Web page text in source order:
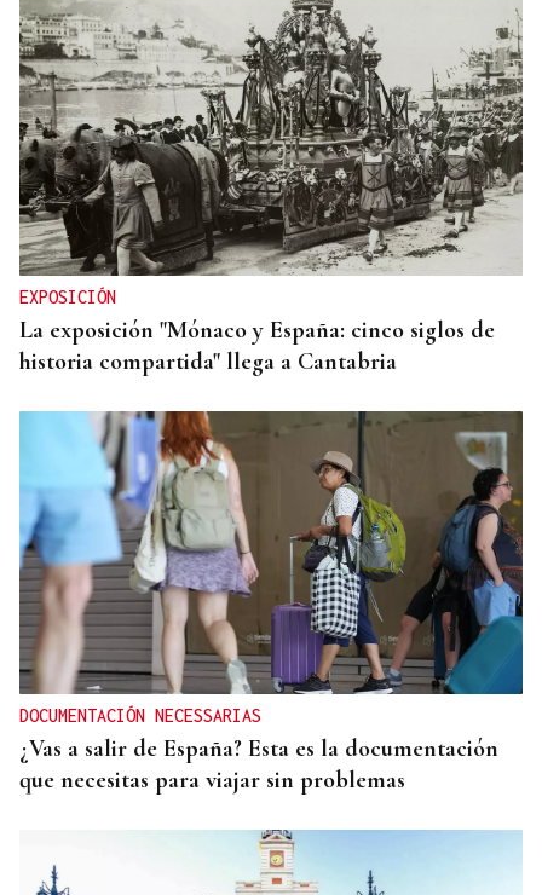
EXPOSICIÓN
La exposición "Mónaco y España: cinco siglos de
historia compartida" llega a Cantabria
DOCUMENTACIÓN NECESSARIAS
¿Vas a salir de España? Esta es la documentación
que necesitas para viajar sin problemas